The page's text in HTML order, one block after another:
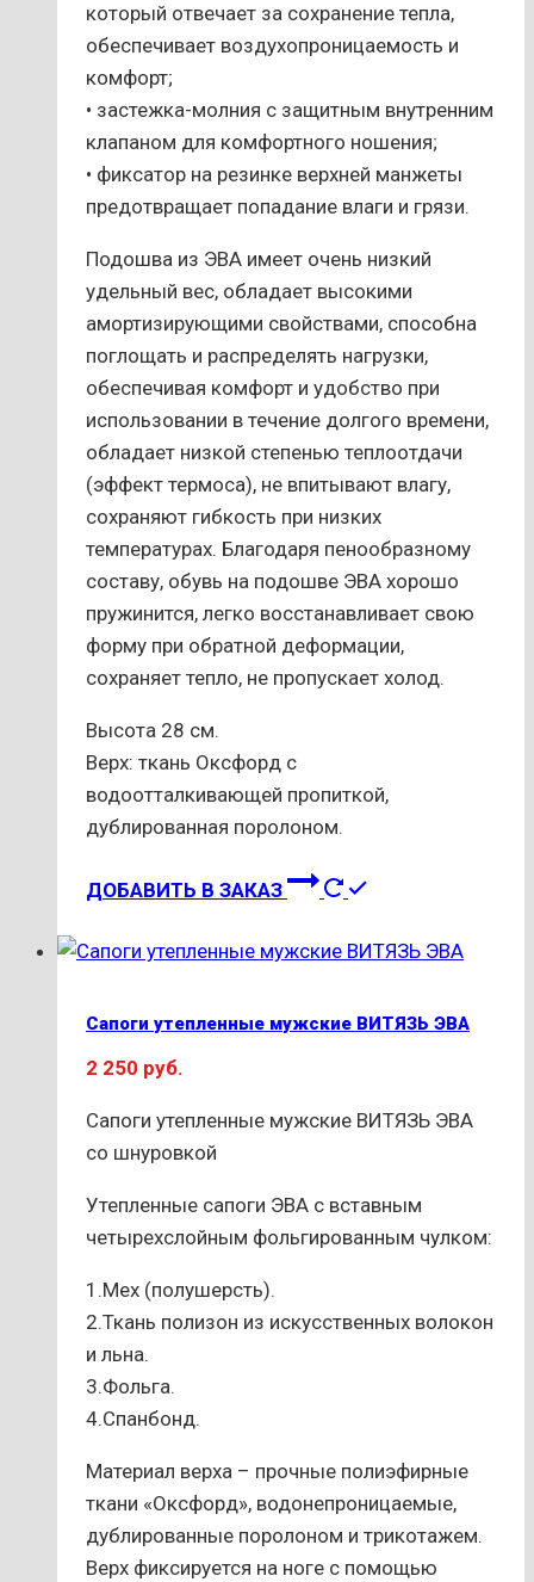
который отвечает за сохранение тепла,
обеспечивает воздухопроницаемость и
комфорт;
• застежка-молния с защитным внутренним
клапаном для комфортного ношения;
• фиксатор на резинке верхней манжеты
предотвращает попадание влаги и грязи.
Подошва из ЭВА имеет очень низкий
удельный вес, обладает высокими
амортизирующими свойствами, способна
поглощать и распределять нагрузки,
обеспечивая комфорт и удобство при
использовании в течение долгого времени,
обладает низкой степенью теплоотдачи
(эффект термоса), не впитывают влагу,
сохраняют гибкость при низких
температурах. Благодаря пенообразному
составу, обувь на подошве ЭВА хорошо
пружинится, легко восстанавливает свою
форму при обратной деформации,
сохраняет тепло, не пропускает холод.
Высота 28 см.
Верх: ткань Оксфорд с
водоотталкивающей пропиткой,
дублированная поролоном.
ДОБАВИТЬ В ЗАКАЗ
Этот
имеет
Опции
товара.
Сапоги утепленные мужские ВИТЯЗЬ ЭВА
2 250 руб.
Сапоги утепленные мужские ВИТЯЗЬ ЭВА
со шнуровкой
Утепленные сапоги ЭВА с вставным
четырехслойным фольгированным чулком:
1.Мех (полушерсть).
2.Ткань полизон из искусственных волокон
и льна.
3.Фольга.
4.Спанбонд.
Материал верха – прочные полиэфирные
ткани «Оксфорд», водонепроницаемые,
дублированные поролоном и трикотажем.
Верх фиксируется на ноге с помощью